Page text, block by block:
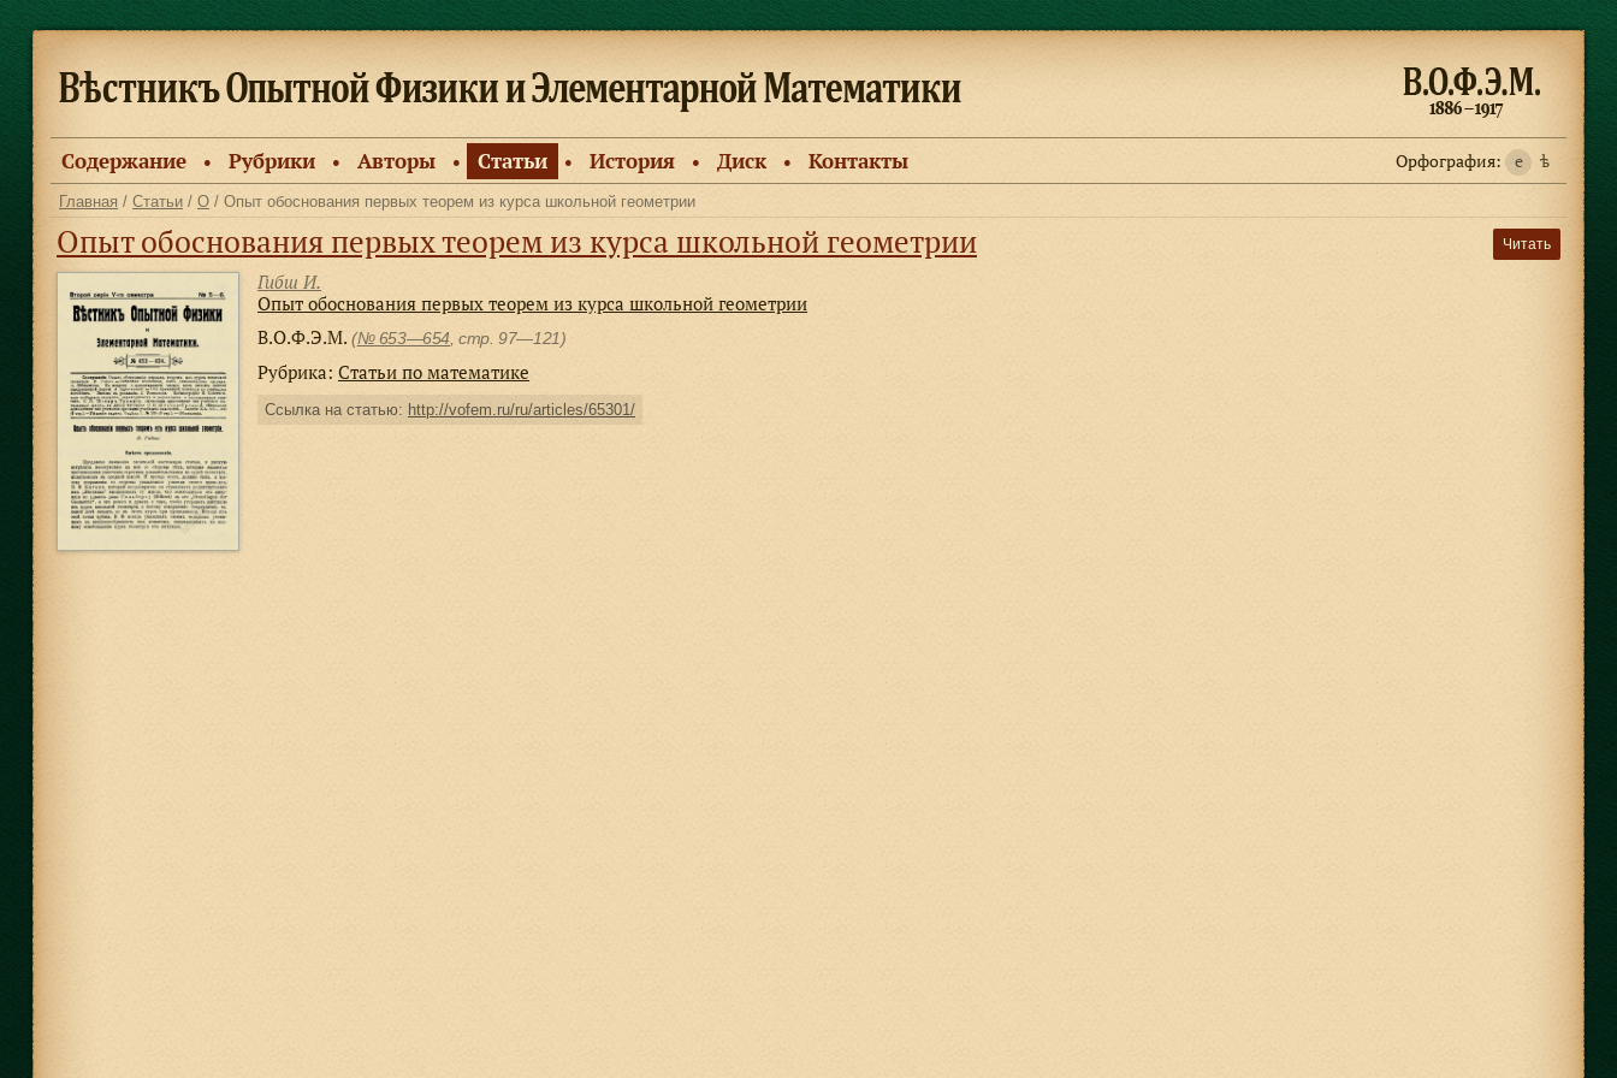
Содержание ● Рубрики ● Авторы ● Статьи ● История ● Диск ● Контакты Орфография: e ѣ
Главная / Статьи / О / Опыт обоснования первых теорем из курса школьной геометрии
Читать
Опыт обоснования первых теорем из курса школьной геометрии
Гибш И.
Опыт обоснования первых теорем из курса школьной геометрии
В.О.Ф.Э.М. (№ 653—654 , стр. 97—121)
Рубрика: Статьи по математике
Ссылка на статью: http://vofem.ru/ru/articles/65301/